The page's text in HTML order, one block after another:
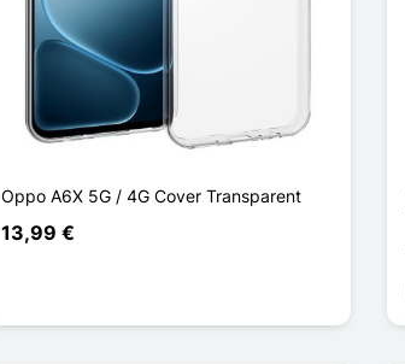
Oppo A6X 5G / 4G Cover Transparent
13,99 €